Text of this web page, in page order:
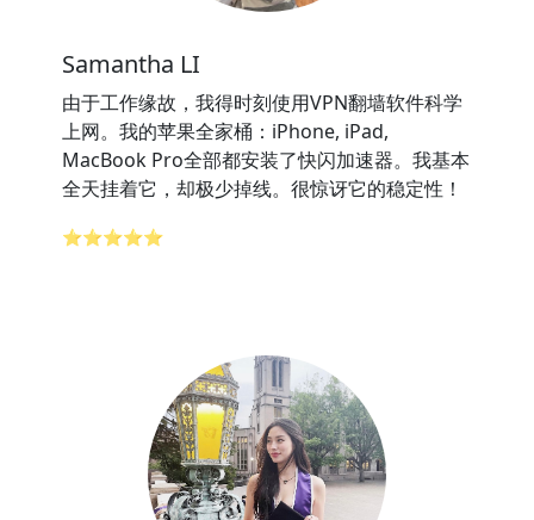
Samantha LI
由于工作缘故，我得时刻使用VPN翻墙软件科学
上网。我的苹果全家桶：iPhone, iPad,
MacBook Pro全部都安装了快闪加速器。我基本
全天挂着它，却极少掉线。很惊讶它的稳定性！
⭐⭐⭐⭐⭐